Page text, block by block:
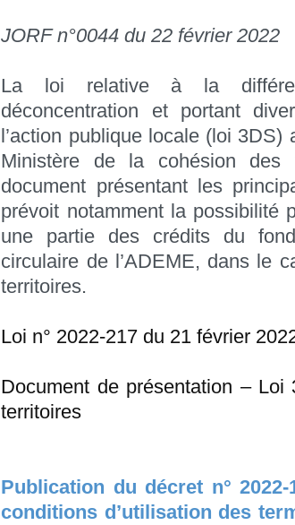
JORF n°0044 du 22 février 2022
La loi relative à la
déconcentration et portant
l’action publique locale (loi
Ministère de la cohésion des
document présentant les
prévoit notamment la possibilité
une partie des crédits du
circulaire de l’ADEME, dans le
territoires.
Loi n° 2022-217 du 21 février
Document de présentation –
territoires
Publication du décret n°
conditions d’utilisation des